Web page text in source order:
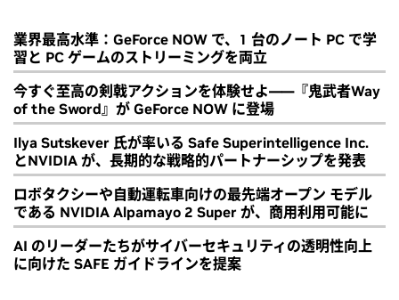
業界最高水準：GeForce NOW で、1 台のノート PC で学
習と PC ゲームのストリーミングを両立
今すぐ至高の剣戟アクションを体験せよ――『鬼武者Way
of the Sword』が GeForce NOW に登場
Ilya Sutskever 氏が率いる Safe Superintelligence Inc.
とNVIDIA が、長期的な戦略的パートナーシップを発表
ロボタクシーや自動運転車向けの最先端オープン モデル
である NVIDIA Alpamayo 2 Super が、商用利用可能に
AI のリーダーたちがサイバーセキュリティの透明性向上
に向けた SAFE ガイドラインを提案